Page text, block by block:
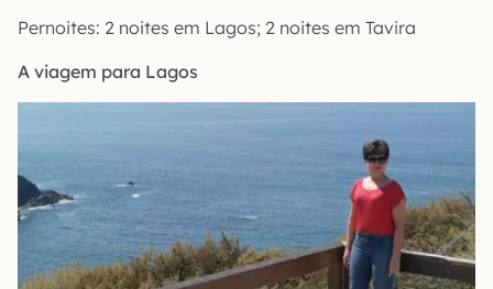
Pernoites: 2 noites em Lagos; 2 noites em Tavira
A viagem para Lagos